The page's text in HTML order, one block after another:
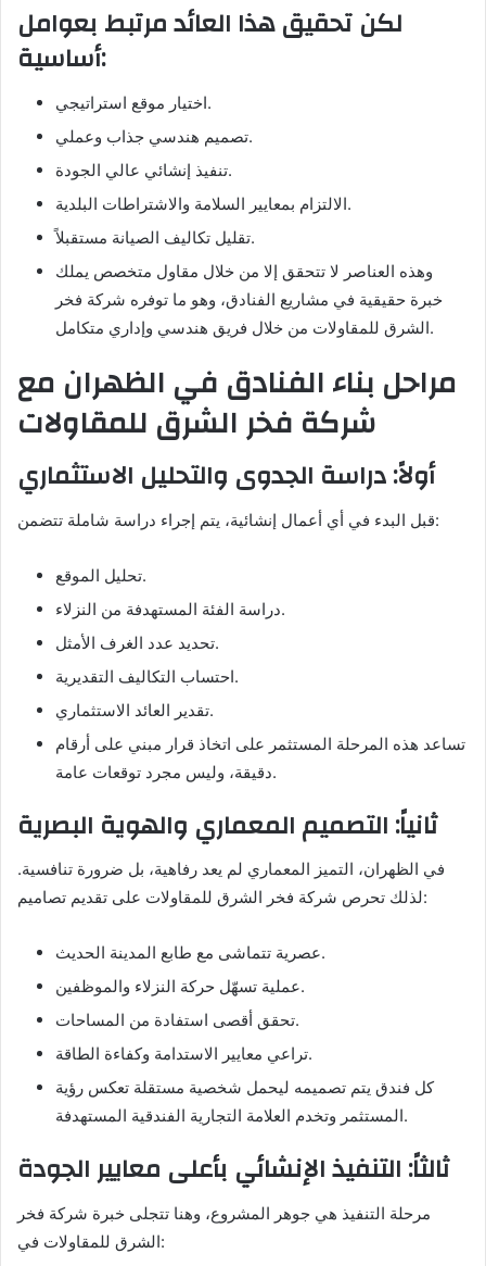
لكن تحقيق هذا العائد مرتبط بعوامل
أساسية:
اختيار موقع استراتيجي.
تصميم هندسي جذاب وعملي.
تنفيذ إنشائي عالي الجودة.
الالتزام بمعايير السلامة والاشتراطات البلدية.
تقليل تكاليف الصيانة مستقبلاً.
وهذه العناصر لا تتحقق إلا من خلال مقاول متخصص يملك
خبرة حقيقية في مشاريع الفنادق، وهو ما توفره شركة فخر
الشرق للمقاولات من خلال فريق هندسي وإداري متكامل.
مراحل بناء الفنادق في الظهران مع
شركة فخر الشرق للمقاولات
أولاً: دراسة الجدوى والتحليل الاستثماري
قبل البدء في أي أعمال إنشائية، يتم إجراء دراسة شاملة تتضمن:
تحليل الموقع.
دراسة الفئة المستهدفة من النزلاء.
تحديد عدد الغرف الأمثل.
احتساب التكاليف التقديرية.
تقدير العائد الاستثماري.
تساعد هذه المرحلة المستثمر على اتخاذ قرار مبني على أرقام
دقيقة، وليس مجرد توقعات عامة.
ثانياً: التصميم المعماري والهوية البصرية
في الظهران، التميز المعماري لم يعد رفاهية، بل ضرورة تنافسية.
لذلك تحرص شركة فخر الشرق للمقاولات على تقديم تصاميم:
عصرية تتماشى مع طابع المدينة الحديث.
عملية تسهّل حركة النزلاء والموظفين.
تحقق أقصى استفادة من المساحات.
تراعي معايير الاستدامة وكفاءة الطاقة.
كل فندق يتم تصميمه ليحمل شخصية مستقلة تعكس رؤية
المستثمر وتخدم العلامة التجارية الفندقية المستهدفة.
ثالثاً: التنفيذ الإنشائي بأعلى معايير الجودة
مرحلة التنفيذ هي جوهر المشروع، وهنا تتجلى خبرة شركة فخر
الشرق للمقاولات في: